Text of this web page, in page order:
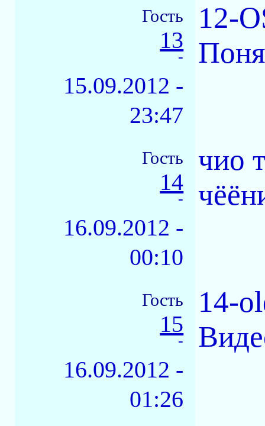
Гость
13
-
15.09.2012 -
23:47
12-
Гость
14
-
16.09.2012 -
00:10
чио
Гость
15
-
16.09.2012 -
01:26
14-